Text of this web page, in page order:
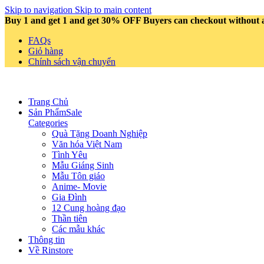
Skip to navigation Skip to main content
Buy 1 and get 1 and get 30% OFF Buyers can checkout
FAQs
Giỏ hàng
Chính sách vận chuyển
Trang Chủ
Sản PhẩmSale
Categories
Quà Tặng Doanh Nghiệp
Văn hóa Việt Nam
Tình Yêu
Mẫu Giáng Sinh
Mẫu Tôn giáo
Anime- Movie
Gia Đình
12 Cung hoàng đạo
Thần tiên
Các mẫu khác
Thông tin
Về Rinstore